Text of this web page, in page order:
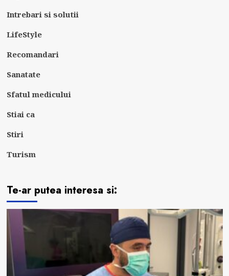
Intrebari si solutii
LifeStyle
Recomandari
Sanatate
Sfatul medicului
Stiai ca
Stiri
Turism
Te-ar putea interesa si: